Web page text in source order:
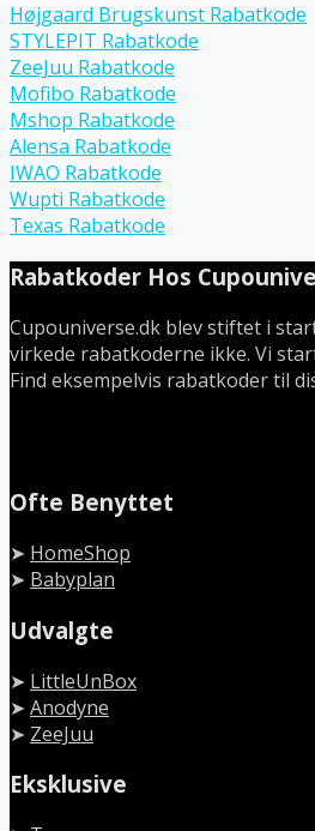
Højgaard Brugskunst Rabatkode
STYLEPIT Rabatkode
ZeeJuu Rabatkode
Mofibo Rabatkode
Mshop Rabatkode
Alensa Rabatkode
IWAO Rabatkode
Wupti Rabatkode
Texas Rabatkode
Rabatkoder Hos
Cupouniverse.dk blev stiftet i
virkede rabatkoderne ikke. Vi
Find eksempelvis rabatkoder til
Ofte Benyttet
➤ HomeShop
➤ Babyplan
Udvalgte
➤ LittleUnBox
➤ Anodyne
➤ ZeeJuu
Eksklusive